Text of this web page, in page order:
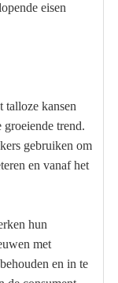
eisen
talloze kansen
trend.
gebruiken om
en vanaf het
hun
met
en in te